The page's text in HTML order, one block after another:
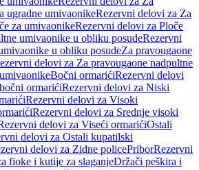
ugradne umivaonikeRezervni delovi za Za
za umivaonikeRezervni delovi za Ploče
umivaonike u obliku posudeRezervni
u obliku posudeZa pravougaone
delovi za Za pravougaone nadpultne
Bočni ormarićiRezervni delovi
ormarićiRezervni delovi za Niski
Rezervni delovi za Visoki
Rezervni delovi za Srednje visoki
delovi za Viseći ormarićiOstali
delovi za Ostali kupatilski
delovi za Zidne policePriborRezervni
fioke i kutije za slaganjeDržači peškira i